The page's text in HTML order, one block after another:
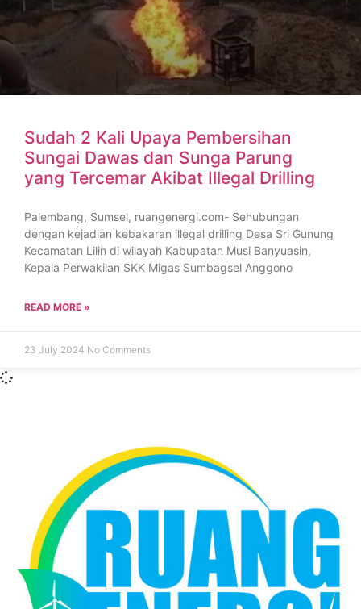
Sudah 2 Kali Upaya Pembersihan
Sungai Dawas dan Sunga Parung
yang Tercemar Akibat Illegal Drilling
Palembang, Sumsel, ruangenergi.com- Sehubungan
dengan kejadian kebakaran illegal drilling Desa Sri Gunung
Kecamatan Lilin di wilayah Kabupatan Musi Banyuasin,
Kepala Perwakilan SKK Migas Sumbagsel Anggono
READ MORE »
23 July 2024 No Comments